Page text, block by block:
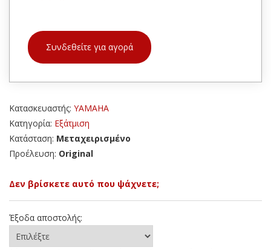
Συνδεθείτε για αγορά
Κατασκευαστής: YAMAHA
Κατηγορία: Εξάτμιση
Κατάσταση: Μεταχειρισμένο
Προέλευση: Original
Δεν βρίσκετε αυτό που ψάχνετε;
Έξοδα αποστολής: